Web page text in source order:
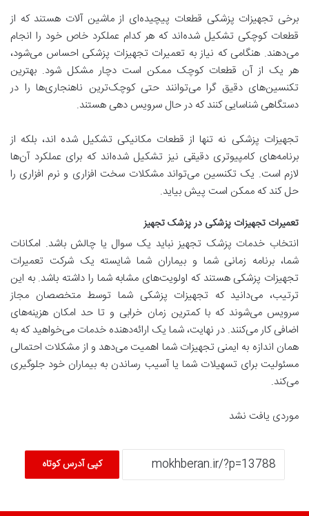
برخی تجهیزات پزشکی قطعات پیچیده‌ای از ماشین آلات هستند که از
قطعات کوچکی تشکیل شده‌اند که هر کدام عملکرد خاص خود را انجام
می‌دهند. هنگامی که نیاز به تعمیرات تجهیزات پزشکی احساس می‌شود،
هر یک از آن قطعات کوچک ممکن است دچار مشکل شود. بهترین
تکنسین‌های دقیق گرا می‌توانند حتی کوچک‌ترین ناهنجاری‌ها را در
دستگاهی شناسایی کنند که در حال سرویس دهی هستند.
تجهیزات پزشکی نه تنها از قطعات مکانیکی تشکیل شده اند، بلکه از
برنامه‌های کامپیوتری دقیقی نیز تشکیل شده‌اند که برای عملکرد آن‌ها
لازم است. یک تکنسین می‌تواند مشکلات سخت افزاری و نرم افزاری را
حل کند که ممکن است پیش بیاید.
تعمیرات تجهیزات پزشکی در پزشک تجهیز
انتخاب خدمات پزشک تجهیز نباید یک سوال یا چالش باشد. امکانات
شما، برنامه زمانی شما و بیماران شما شایسته یک شرکت تعمیرات
تجهیزات پزشکی هستند که اولویت‌های مشابه شما را داشته باشد. به این
ترتیب، می‌دانید که تجهیزات پزشکی شما توسط متخصصان مجاز
سرویس می‌شوند که با کمترین زمان خرابی و تا حد امکان هزینه‌های
اضافی کار می‌کنند. در نهایت، شما یک ارائه‌دهنده خدمات می‌خواهید که به
همان اندازه به ایمنی تجهیزات شما اهمیت می‌دهد و از مشکلات احتمالی
مسئولیت برای تسهیلات شما یا آسیب رساندن به بیماران خود جلوگیری
می‌کند.
موردی یافت نشد
کپی آدرس کوتاه